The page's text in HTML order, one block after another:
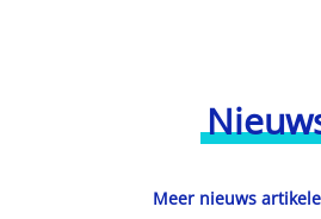
Meer nieuws